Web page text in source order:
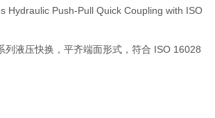
Hydraulic Push-Pull Quick Coupling with ISO
列液压快换，平齐端面形式，符合 ISO 16028